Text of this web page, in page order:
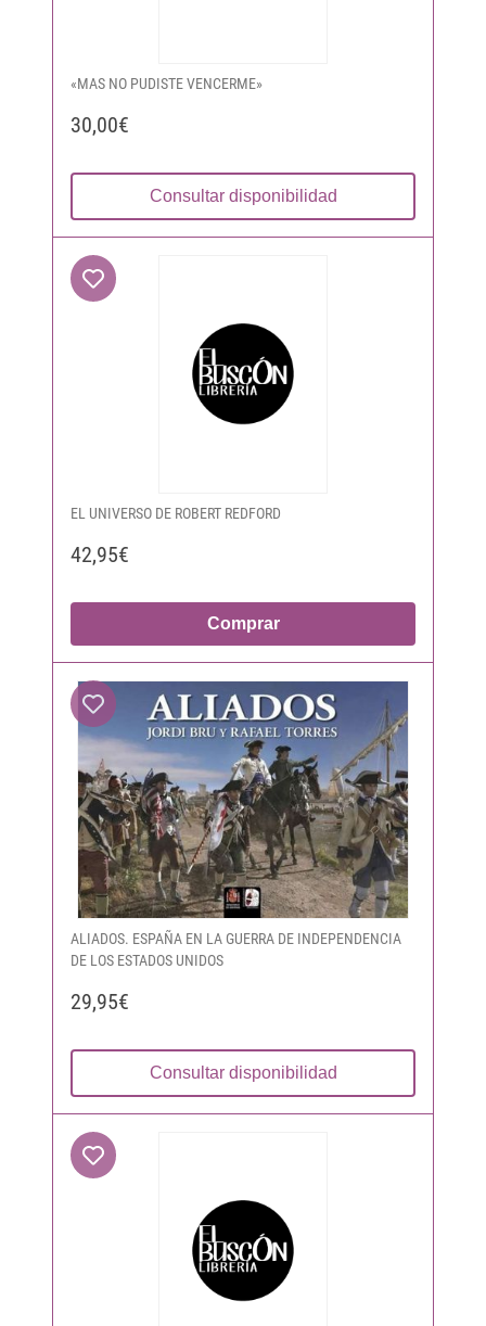
«MAS NO PUDISTE VENCERME»
30,00€
Consultar disponibilidad
EL UNIVERSO DE ROBERT REDFORD
42,95€
Comprar
ALIADOS. ESPAÑA EN LA GUERRA DE INDEPENDENCIA
DE LOS ESTADOS UNIDOS
29,95€
Consultar disponibilidad